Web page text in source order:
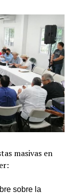
masivas en
sobre la